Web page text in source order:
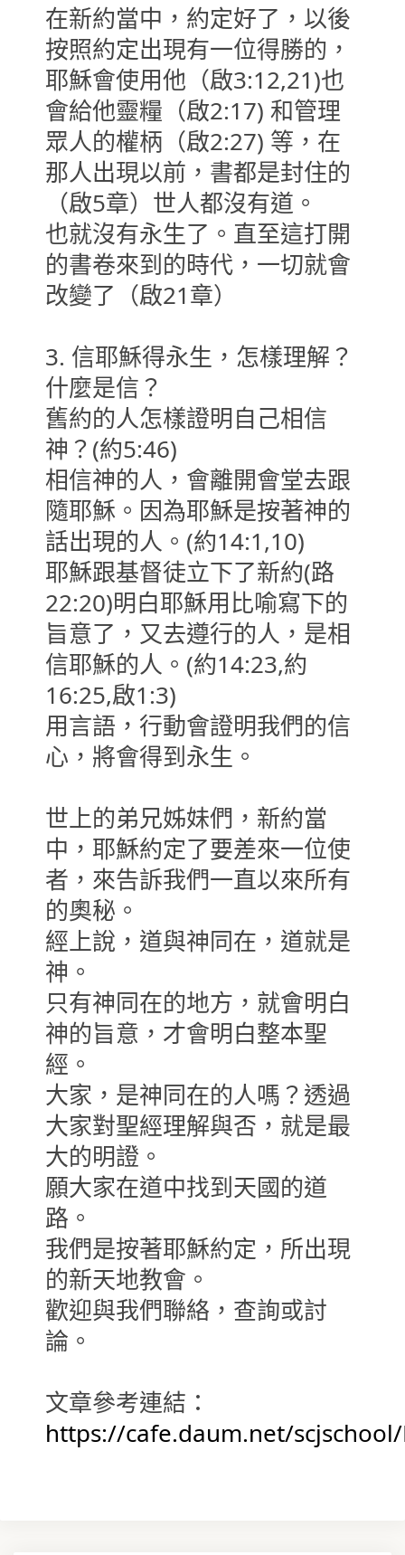
在新約當中，約定好了，以後
按照約定出現有一位得勝的，
耶穌會使用他（啟3:12,21)也
會給他靈糧（啟2:17) 和管理
眾人的權柄（啟2:27) 等，在
那人出現以前，書都是封住的
（啟5章）世人都沒有道。
也就沒有永生了。直至這打開
的書卷來到的時代，一切就會
改變了（啟21章）
3. 信耶穌得永生，怎樣理解？
什麼是信？
舊約的人怎樣證明自己相信
神？(約5:46)
相信神的人，會離開會堂去跟
隨耶穌。因為耶穌是按著神的
話出現的人。(約14:1,10)
耶穌跟基督徒立下了新約(路
22:20)明白耶穌用比喻寫下的
旨意了，又去遵行的人，是相
信耶穌的人。(約14:23,約
16:25,啟1:3)
用言語，行動會證明我們的信
心，將會得到永生。
世上的弟兄姊妹們，新約當
中，耶穌約定了要差來一位使
者，來告訴我們一直以來所有
的奧秘。
經上說，道與神同在，道就是
神。
只有神同在的地方，就會明白
神的旨意，才會明白整本聖
經。
大家，是神同在的人嗎？透過
大家對聖經理解與否，就是最
大的明證。
願大家在道中找到天國的道
路。
我們是按著耶穌約定，所出現
的新天地教會。
歡迎與我們聯絡，查詢或討
論。
文章參考連結：
https://cafe.daum.net/scjschool/